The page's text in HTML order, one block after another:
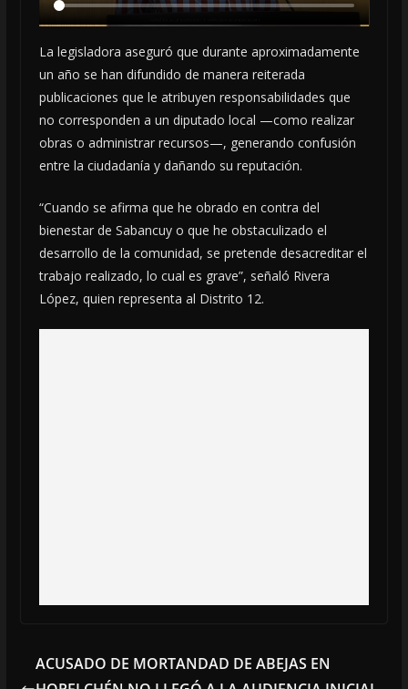
La legisladora aseguró que durante aproximadamente
un año se han difundido de manera reiterada
publicaciones que le atribuyen responsabilidades que
no corresponden a un diputado local —como realizar
obras o administrar recursos—, generando confusión
entre la ciudadanía y dañando su reputación.
“Cuando se afirma que he obrado en contra del
bienestar de Sabancuy o que he obstaculizado el
desarrollo de la comunidad, se pretende desacreditar el
trabajo realizado, lo cual es grave”, señaló Rivera
López, quien representa al Distrito 12.
ACUSADO DE MORTANDAD DE ABEJAS EN